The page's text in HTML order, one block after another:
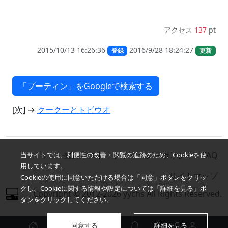
アクセス 137 pt
2015/10/13 16:26:36 登録 2016/9/28 18:24:27 更新
[次] → クークーとトビウオ
当サイトでは、利便性の改善・閲覧の追跡のため、Cookieを使
用しています。
Cookieの使用に同意いただける場合は「同意」ボタンをクリッ
クし、Cookieに関する情報や設定については「詳細を見る」ボ
タンをクリックしてください。
同意する 詳細を見る
登録リスト プライバシーポリシー
FAQ
サイトマップ
Copyright © 2012-2026 yychs All Rights Reserved.